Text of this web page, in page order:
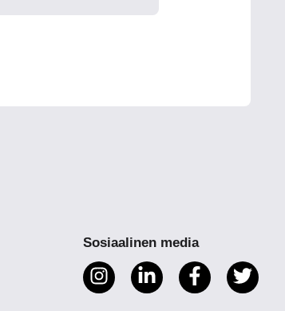
Sosiaalinen media